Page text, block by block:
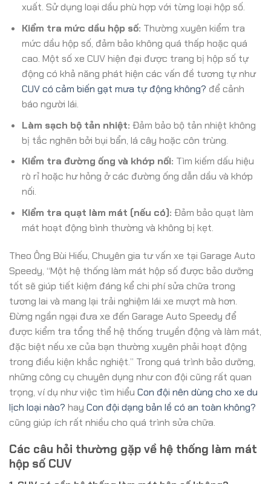
xuất. Sử dụng loại dầu phù hợp với từng loại hộp số.
Kiểm tra mức dầu hộp số: Thường xuyên kiểm tra
mức dầu hộp số, đảm bảo không quá thấp hoặc quá
cao. Một số xe CUV hiện đại được trang bị hộp số tự
động có khả năng phát hiện các vấn đề tương tự như
CUV có cảm biến gạt mưa tự động không? để cảnh
báo người lái.
Làm sạch bộ tản nhiệt: Đảm bảo bộ tản nhiệt không
bị tắc nghẽn bởi bụi bẩn, lá cây hoặc côn trùng.
Kiểm tra đường ống và khớp nối: Tìm kiếm dấu hiệu
rò rỉ hoặc hư hỏng ở các đường ống dẫn dầu và khớp
nối.
Kiểm tra quạt làm mát (nếu có): Đảm bảo quạt làm
mát hoạt động bình thường và không bị kẹt.
Theo Ông Bùi Hiếu, Chuyên gia tư vấn xe tại Garage Auto
Speedy, “Một hệ thống làm mát hộp số được bảo dưỡng
tốt sẽ giúp tiết kiệm đáng kể chi phí sửa chữa trong
tương lai và mang lại trải nghiệm lái xe mượt mà hơn.
Đừng ngần ngại đưa xe đến Garage Auto Speedy để
được kiểm tra tổng thể hệ thống truyền động và làm mát,
đặc biệt nếu xe của bạn thường xuyên phải hoạt động
trong điều kiện khắc nghiệt.” Trong quá trình bảo dưỡng,
những công cụ chuyên dụng như con đội cũng rất quan
trọng, ví dụ như việc tìm hiểu Con đội nên dùng cho xe du
lịch loại nào? hay Con đội dạng bản lề có an toàn không?
cũng giúp ích rất nhiều cho quá trình sửa chữa.
Các câu hỏi thường gặp về hệ thống làm mát
hộp số CUV